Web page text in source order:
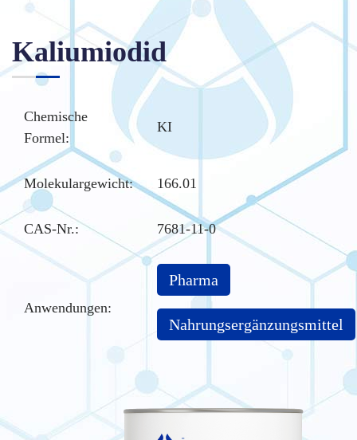
Kaliumiodid
Chemische
Formel:
KI
Molekulargewicht: 166.01
CAS-Nr.: 7681-11-0
Anwendungen:
Pharma
Nahrungsergänzungsmittel